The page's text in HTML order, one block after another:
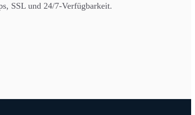
SSL und 24/7-Verfügbarkeit.